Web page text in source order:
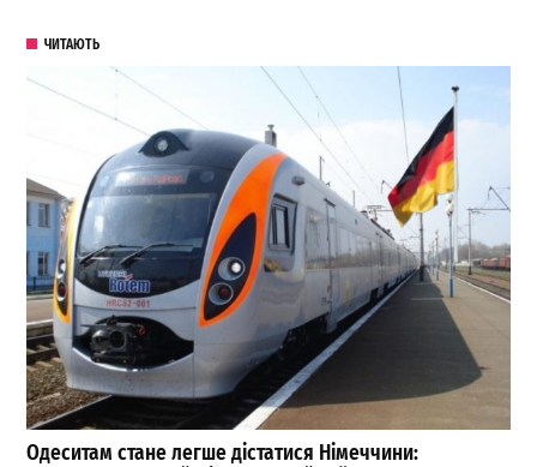
ЧИТАЮТЬ
Одеситам стане легше дістатися Німеччини: